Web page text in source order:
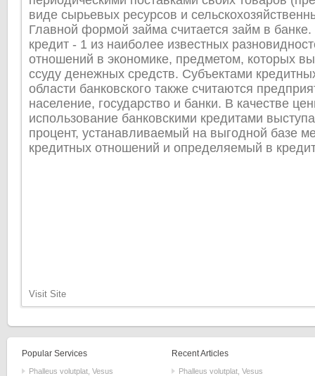
виде сырьевых ресурсов и
Главной формой займа считается займ в банке.
кредит - 1 из наиболее известных
отношений в экономике, предметом, которых
ссуду денежных средств. Субъектами
области банковского также считаются
население, государство и банки. В качестве
использование банковскими кредитами
процент, устанавливаемый на выгодной базе
кредитных отношений и определяемый в
Visit Site
Popular Services
Phalleus volutplat, Vesus
Recent Articles
Phalleus volutplat, Vesus